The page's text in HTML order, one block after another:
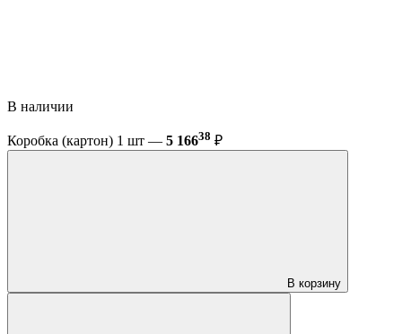
В наличии
Коробка (картон) 1 шт — 5 16638 ₽
В корзину